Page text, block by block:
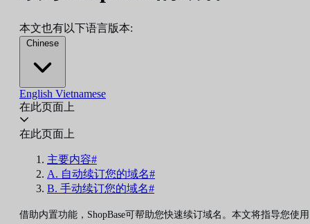
本文也有以下语言版本:
Chinese
English Vietnamese
在此页面上
在此页面上
主要内容#
A. 自动续订您的域名#
B. 手动续订您的域名#
借助内置功能，ShopBase可帮助您快速续订域名。本文将指导您使用